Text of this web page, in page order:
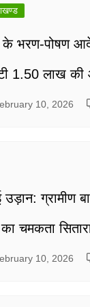
के भरण-पोषण
1.50 लाख की
10, 2026
ग्रामीण
चमकता
10, 2026